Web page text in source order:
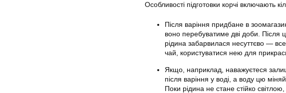
Особливості підготовки корчі включають
Після варіння придбане в
воно перебуватиме дві доби. Після
рідина забарвилася несуттєво —
чай, користуватися нею для
Якщо, наприклад, наважуєтеся
після варіння у воді, а воду цю
Поки рідина не стане стійко